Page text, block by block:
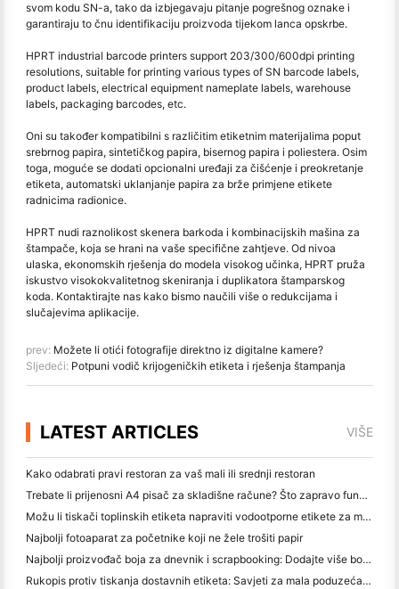
svom kodu SN-a, tako da izbjegavaju pitanje pogrešnog oznake i
garantiraju to čnu identifikaciju proizvoda tijekom lanca opskrbe.
HPRT industrial barcode printers support 203/300/600dpi printing
resolutions, suitable for printing various types of SN barcode labels,
product labels, electrical equipment nameplate labels, warehouse
labels, packaging barcodes, etc.
Oni su također kompatibilni s različitim etiketnim materijalima poput
srebrnog papira, sintetičkog papira, bisernog papira i poliestera. Osim
toga, moguće se dodati opcionalni uređaji za čišćenje i preokretanje
etiketa, automatski uklanjanje papira za brže primjene etikete
radnicima radionice.
HPRT nudi raznolikost skenera barkoda i kombinacijskih mašina za
štampače, koja se hrani na vaše specifične zahtjeve. Od nivoa
ulaska, ekonomskih rješenja do modela visokog učinka, HPRT pruža
iskustvo visokokvalitetnog skeniranja i duplikatora štamparskog
koda. Kontaktirajte nas kako bismo naučili više o redukcijama i
slučajevima aplikacije.
prev: Možete li otići fotografije direktno iz digitalne kamere?
Sljedeći: Potpuni vodič krijogeničkih etiketa i rješenja štampanja
LATEST ARTICLES VIŠE
Kako odabrati pravi restoran za vaš mali ili srednji restoran
Trebate li prijenosni A4 pisač za skladišne račune? Što zapravo funkcionira
Možu li tiskači toplinskih etiketa napraviti vodootporne etikete za male proizvode?
Najbolji fotoaparat za početnike koji ne žele trošiti papir
Najbolji proizvođač boja za dnevnik i scrapbooking: Dodajte više boja na svaku stranicu
Rukopis protiv tiskanja dostavnih etiketa: Savjeti za mala poduzeća u 2026.